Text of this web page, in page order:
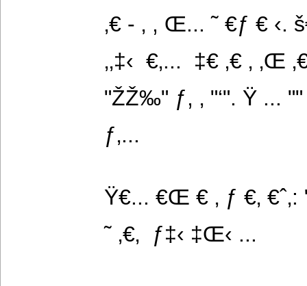
‚€ - ‚ , Œ... ˜ €ƒ €
‚‚‡‹  €‚...  ‡€ ‚€ ‚ ‚Œ
"ŽŽ‰" ƒ, ‚ "‘". Ÿ ...
ƒ‚...
Ÿ€... €Œ € ‚ ƒ €‚
˜ ‚€‚  ƒ‡‹ ‡Œ‹ ...